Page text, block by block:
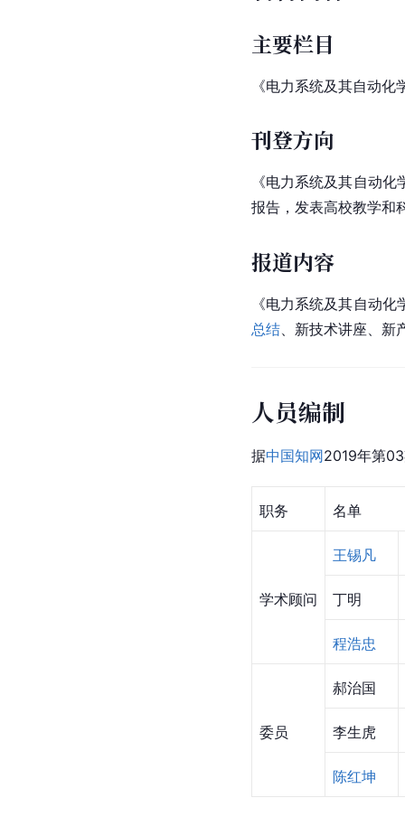
主要栏目
《电力系统及其自动
刊登方向
《电力系统及其自动
报告，发表高校教学和
报道内容
《电力系统及其自动
总结 、新技术讲座、
人员编制
据中国知网2019年第
职务 名单
学术顾问
王锡凡
丁明
程浩忠
委员
郝治国
李生虎
陈红坤